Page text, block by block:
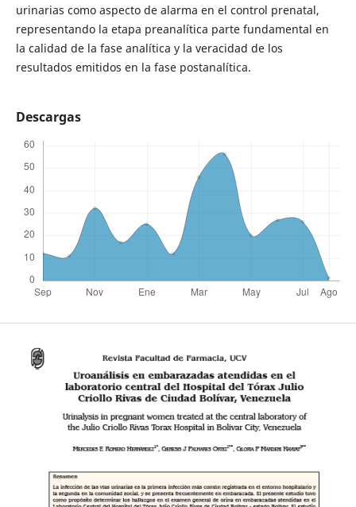
urinarias como aspecto de alarma en el control prenatal,
representando la etapa preanalítica parte fundamental en
la calidad de la fase analítica y la veracidad de los
resultados emitidos en la fase postanalítica.
Descargas